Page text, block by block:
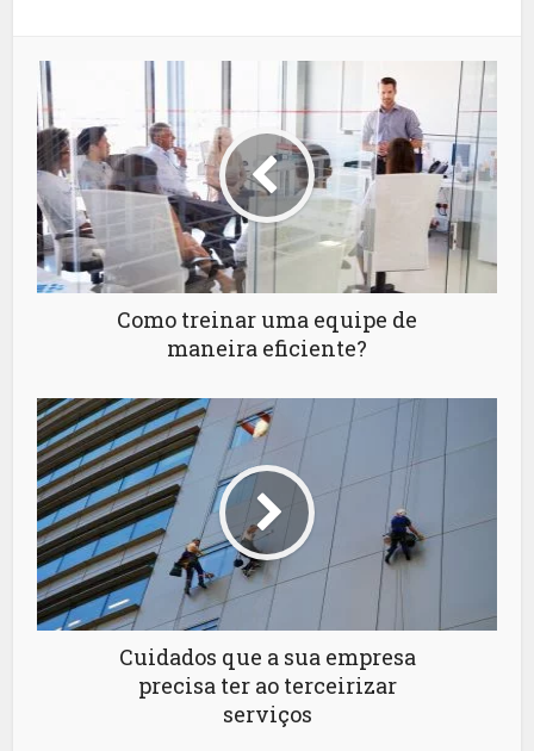
Como treinar uma equipe de
maneira eficiente?
Cuidados que a sua empresa
precisa ter ao terceirizar
serviços